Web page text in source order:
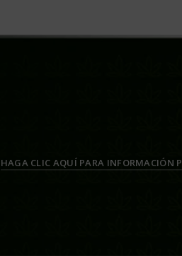
HAGA CLIC AQUÍ PARA INFORMACIÓN